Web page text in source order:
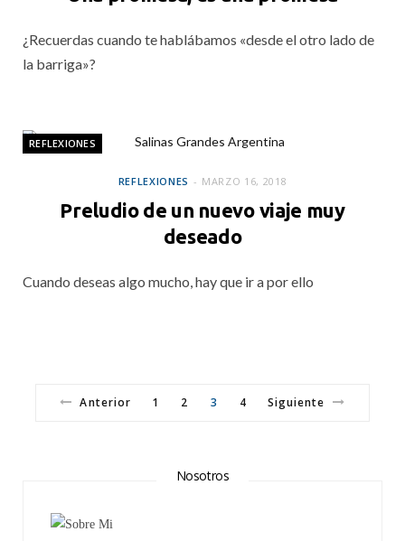
¿Recuerdas cuando te hablábamos «desde el otro lado de
la barriga»?
REFLEXIONES
REFLEXIONES MARZO 16, 2018
Preludio de un nuevo viaje muy
deseado
Cuando deseas algo mucho, hay que ir a por ello
Anterior 1 2 3 4 Siguiente
Nosotros